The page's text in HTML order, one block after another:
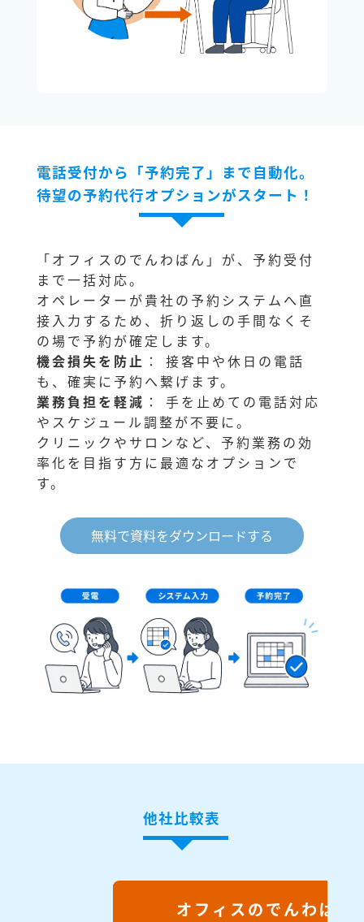
電話受付から「予約完了」まで自動化。
待望の予約代行オプションがスタート！
「オフィスのでんわばん」が、予約受付
まで一括対応。
オペレーターが貴社の予約システムへ直
接入力するため、折り返しの手間なくそ
の場で予約が確定します。
機会損失を防止 ： 接客中や休日の電話
も、確実に予約へ繋げます。
業務負担を軽減 ： 手を止めての電話対応
やスケジュール調整が不要に。
クリニックやサロンなど、予約業務の効
率化を目指す方に最適なオプションで
す。
無料で資料をダウンロードする
他社比較表
オフィスのでんわばん